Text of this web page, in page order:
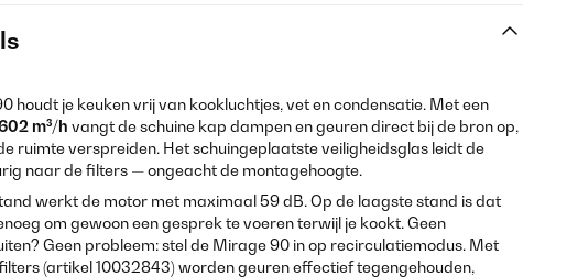
houdt je keuken vrij van kookluchtjes, vet en condensatie. Met een
m³/h vangt de schuine kap dampen en geuren direct bij de bron op,
ruimte verspreiden. Het schuingeplaatste veiligheidsglas leidt de
naar de filters — ongeacht de montagehoogte.
werkt de motor met maximaal 59 dB. Op de laagste stand is dat
om gewoon een gesprek te voeren terwijl je kookt. Geen
Geen probleem: stel de Mirage 90 in op recirculatiemodus. Met
(artikel 10032843) worden geuren effectief tegengehouden,